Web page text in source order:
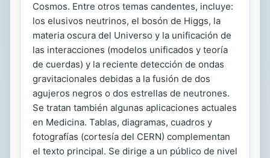
Cosmos. Entre otros temas candentes, incluye:
los elusivos neutrinos, el bosón de Higgs, la
materia oscura del Universo y la unificación de
las interacciones (modelos unificados y teoría
de cuerdas) y la reciente detección de ondas
gravitacionales debidas a la fusión de dos
agujeros negros o dos estrellas de neutrones.
Se tratan también algunas aplicaciones actuales
en Medicina. Tablas, diagramas, cuadros y
fotografías (cortesía del CERN) complementan
el texto principal. Se dirige a un público de nivel